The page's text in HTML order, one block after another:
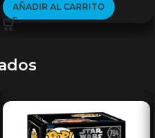
AÑADIR AL CARRITO